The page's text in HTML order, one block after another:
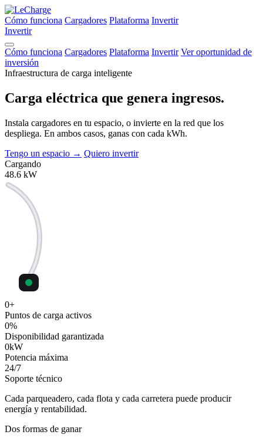
Cómo funciona Cargadores Plataforma Invertir
Invertir
Cómo funciona Cargadores Plataforma Invertir Ver oportunidad de
inversión
Infraestructura de carga inteligente
Carga eléctrica que genera ingresos.
Instala cargadores en tu espacio, o invierte en la red que los
despliega. En ambos casos, ganas con cada kWh.
Tengo un espacio → Quiero invertir
Cargando
48.6 kW
0+
Puntos de carga activos
0%
Disponibilidad garantizada
0kW
Potencia máxima
24/7
Soporte técnico
Cada parqueadero, cada flota y cada carretera puede producir
energía y rentabilidad.
Dos formas de ganar